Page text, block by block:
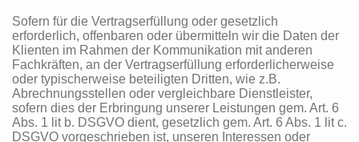
Sofern für die Vertragserfüllung oder gesetzlich
erforderlich, offenbaren oder übermitteln wir die Daten der
Klienten im Rahmen der Kommunikation mit anderen
Fachkräften, an der Vertragserfüllung erforderlicherweise
oder typischerweise beteiligten Dritten, wie z.B.
Abrechnungsstellen oder vergleichbare Dienstleister,
sofern dies der Erbringung unserer Leistungen gem. Art. 6
Abs. 1 lit b. DSGVO dient, gesetzlich gem. Art. 6 Abs. 1 lit c.
DSGVO vorgeschrieben ist, unseren Interessen oder